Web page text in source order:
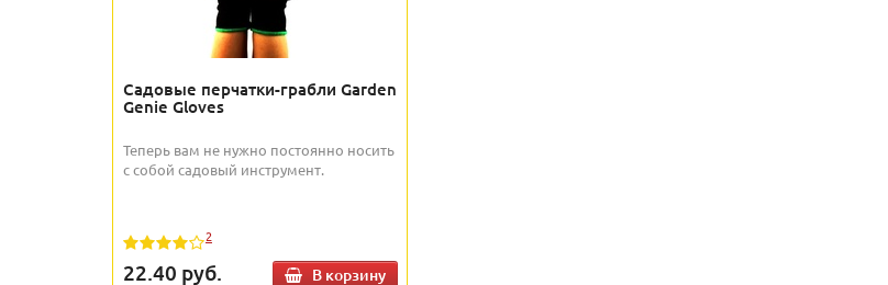
Садовые перчатки-грабли Garden
Genie Gloves
Теперь вам не нужно постоянно носить
с собой садовый инструмент.
2
22.40 руб. В корзину